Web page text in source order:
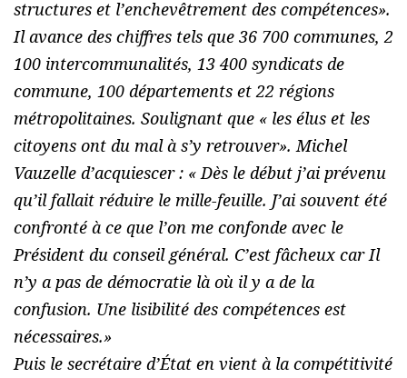
structures et l’enchevêtrement des compétences».
Il avance des chiffres tels que 36 700 communes, 2
100 intercommunalités, 13 400 syndicats de
commune, 100 départements et 22 régions
métropolitaines. Soulignant que « les élus et les
citoyens ont du mal à s’y retrouver». Michel
Vauzelle d’acquiescer : «Dès le début j’ai prévenu
qu’il fallait réduire le mille-feuille. J’ai souvent été
confronté à ce que l’on me confonde avec le
Président du conseil général. C’est fâcheux car Il
n’y a pas de démocratie là où il y a de la
confusion. Une lisibilité des compétences est
nécessaires.»
Puis le secrétaire d’État en vient à la compétitivité